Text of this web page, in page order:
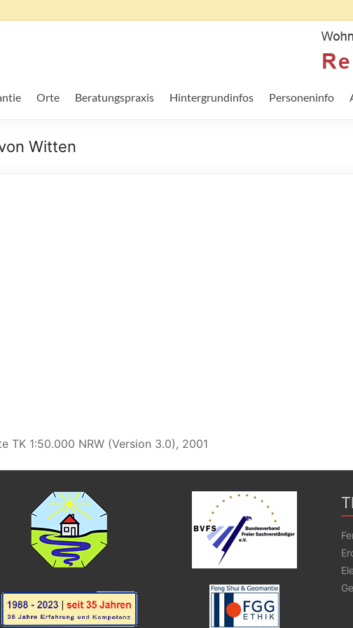
Orte Beratungspraxis Hintergrundinfos Personeninfo
Witten
TK 1:50.000 NRW (Version 3.0), 2001